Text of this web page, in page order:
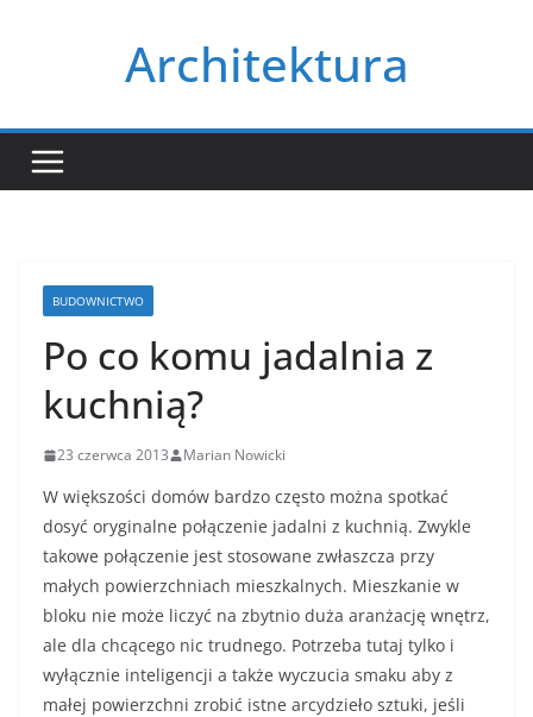
Architektura
BUDOWNICTWO
Po co komu jadalnia z
kuchnią?
23 czerwca 2013 Marian Nowicki
W większości domów bardzo często można spotkać
dosyć oryginalne połączenie jadalni z kuchnią. Zwykle
takowe połączenie jest stosowane zwłaszcza przy
małych powierzchniach mieszkalnych. Mieszkanie w
bloku nie może liczyć na zbytnio duża aranżację wnętrz,
ale dla chcącego nic trudnego. Potrzeba tutaj tylko i
wyłącznie inteligencji a także wyczucia smaku aby z
małej powierzchni zrobić istne arcydzieło sztuki, jeśli